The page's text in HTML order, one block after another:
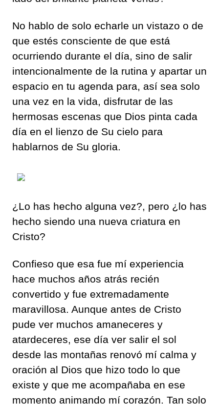
No hablo de solo echarle un vistazo o de
que estés consciente de que está
ocurriendo durante el día, sino de salir
intencionalmente de la rutina y apartar un
espacio en tu agenda para, así sea solo
una vez en la vida, disfrutar de las
hermosas escenas que Dios pinta cada
día en el lienzo de Su cielo para
hablarnos de Su gloria.
¿Lo has hecho alguna vez?, pero ¿lo has
hecho siendo una nueva criatura en
Cristo?
Confieso que esa fue mí experiencia
hace muchos años atrás recién
convertido y fue extremadamente
maravillosa. Aunque antes de Cristo
pude ver muchos amaneceres y
atardeceres, ese día ver salir el sol
desde las montañas renovó mí calma y
oración al Dios que hizo todo lo que
existe y que me acompañaba en ese
momento animando mí corazón. Tan solo